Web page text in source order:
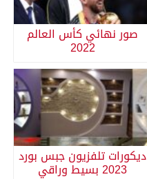
صور نهائي كأس العالم
2022
ديكورات تلفزيون جبس بورد
2023 بسيط وراقي